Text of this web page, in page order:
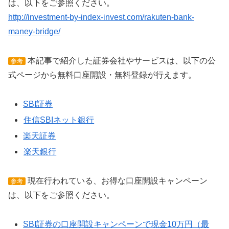
は、以下をご参照ください。
http://investment-by-index-invest.com/rakuten-bank-
maney-bridge/
参考
本記事で紹介した証券会社やサービスは、以下の公
式ページから無料口座開設・無料登録が行えます。
SBI証券
住信SBIネット銀行
楽天証券
楽天銀行
参考
現在行われている、お得な口座開設キャンペーン
は、以下をご参照ください。
SBI証券の口座開設キャンペーンで現金10万円（最